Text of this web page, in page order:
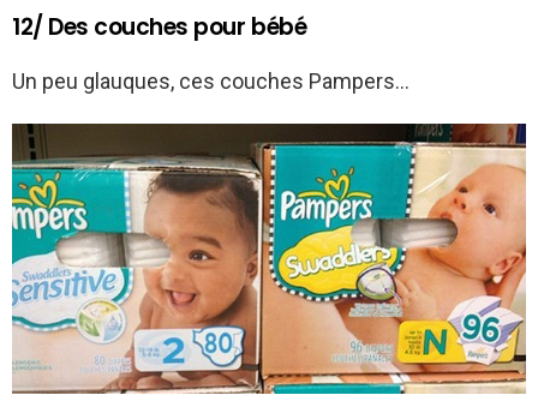
12/ Des couches pour bébé
Un peu glauques, ces couches Pampers…